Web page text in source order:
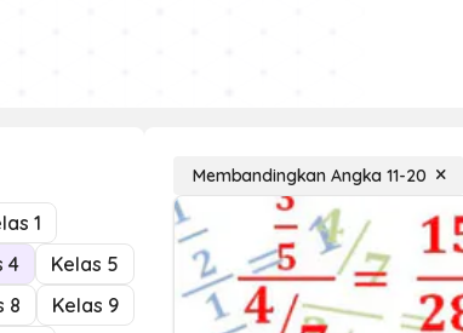
1
4
Kelas 5
8
Kelas 9
Membandingkan Angka 11-20